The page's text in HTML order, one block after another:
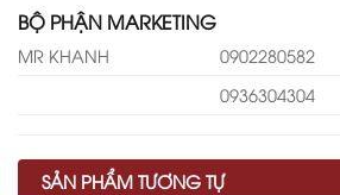
BỘ PHẬN MARKETING
MR KHANH 0902280582
0936304304
SẢN PHẨM TƯƠNG TỰ